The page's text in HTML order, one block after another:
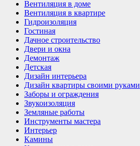
Вентиляция в доме
Вентиляция в квартире
Гидроизоляция
Гостиная
Дачное строительство
Двери и окна
Демонтаж
Детская
Дизайн интерьера
Дизайн квартиры своими руками
Заборы и ограждения
Звукоизоляция
Земляные работы
Инструменты мастера
Интерьер
Камины